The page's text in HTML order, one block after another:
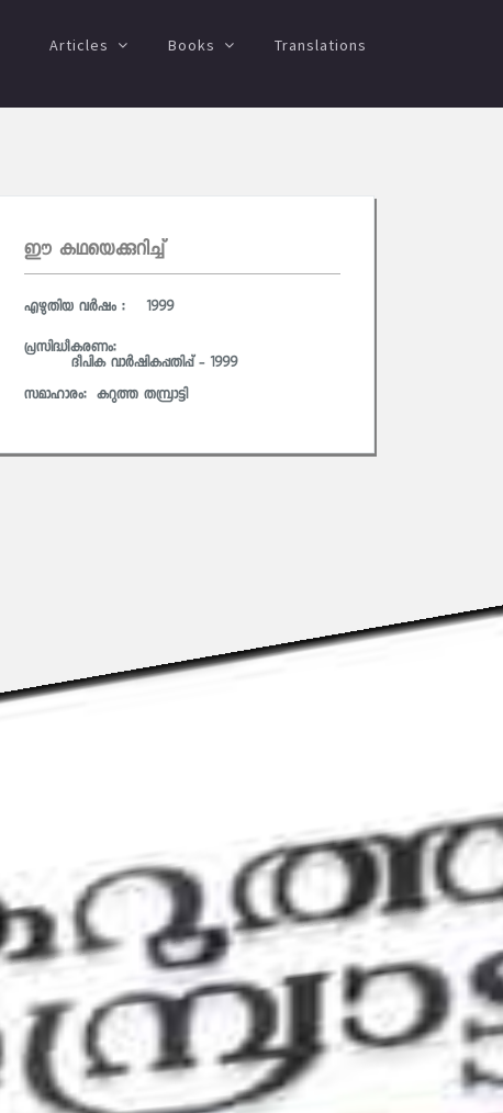
Articles Books Translations
ഈ കഥയെക്കുറിച്ച്
എഴുതിയ വര്‍ഷം : 1999
പ്രസിദ്ധീകരണം:
ദീപിക വാര്‍ഷികപ്പതിപ്പ് - 1999
സമാഹാരം: കറുത്ത തമ്പ്രാട്ടി